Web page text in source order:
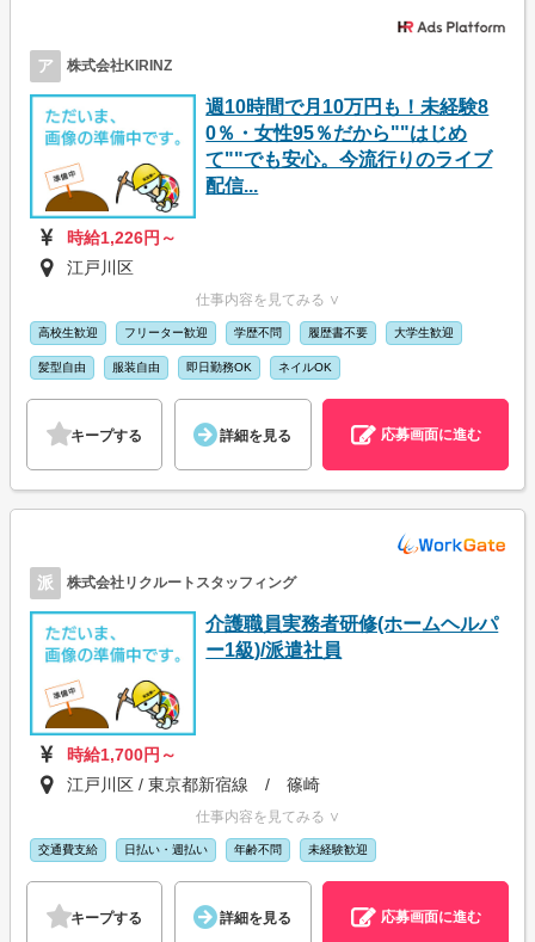
ア 株式会社KIRINZ
週10時間で月10万円も！未経験8
0％・女性95％だから""はじめ
て""でも安心。今流行りのライブ
配信...
時給1,226円～
江戸川区
仕事内容を見てみる ∨
高校生歓迎 フリーター歓迎 学歴不問 履歴書不要 大学生歓迎
髪型自由 服装自由 即日勤務OK ネイルOK
キープする 詳細を見る 応募画面に進む
派 株式会社リクルートスタッフィング
介護職員実務者研修(ホームヘルパ
ー1級)/派遣社員
時給1,700円～
江戸川区 / 東京都新宿線 / 篠崎
仕事内容を見てみる ∨
交通費支給 日払い・週払い 年齢不問 未経験歓迎
キープする 詳細を見る 応募画面に進む